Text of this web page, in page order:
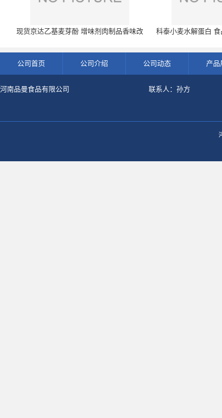
现货京达乙基麦芽酚 增味剂肉制品香味改
科泰小麦水解蛋白
公司首页 公司介绍 公司动态 产品
河南品曼食品有限公司 联系人：孙方